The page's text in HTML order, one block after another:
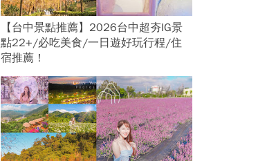
【台中景點推薦】2026台中超夯IG景
點22+/必吃美食/一日遊好玩行程/住
宿推薦！